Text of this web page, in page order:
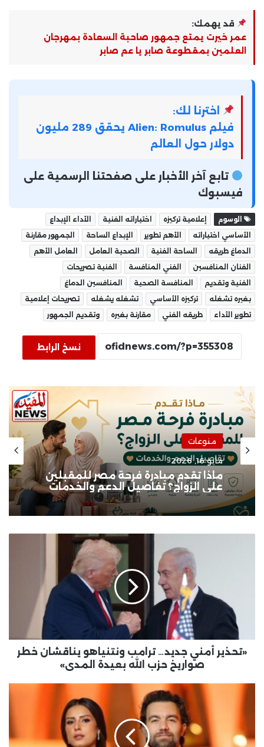
قد يهمك:
عمر خيرت يمتع جمهور صاحبة السعادة بمهرجان
العلمين بمقطوعة صابر يا عم صابر
اخترنا لك:
فيلم Alien: Romulus يحقق 289 مليون
دولار حول العالم
تابع آخر الأخبار على صفحتنا الرسمية على
فيسبوك
الوسوم إعلامية تركيزه اختياراته الفنية
الأداء الإبداع
الأساسي اختياراته
الأهم تطوير الإبداع الساحة
الجمهور مقارنة
الدماغ طريقه
الساحة الفنية الصحية العامل
العامل الأهم
الفنان المنافسين
الفني المنافسة
الفنية تصريحات
الفنية وتقديم
المنافسة الصحية
المنافسين الدماغ
بغيره تشغله
تركيزه الأساسي تشغله يشغله
تصريحات إعلامية
تطوير الأداء
طريقه الفني مقارنة بغيره وتقديم الجمهور
نسخ الرابط
منوعات
مايو 16, 2026
ماذا تقدم مبادرة فرحة مصر للمقبلين
على الزواج؟ تفاصيل الدعم والخدمات
يناقشان
صواريخ
حزب
الله«تحذير أمني جديد… ترامب ونتنياهو يناقشان خطر
صواريخ حزب الله بعيدة المدى»
«بكلمات
أيمن